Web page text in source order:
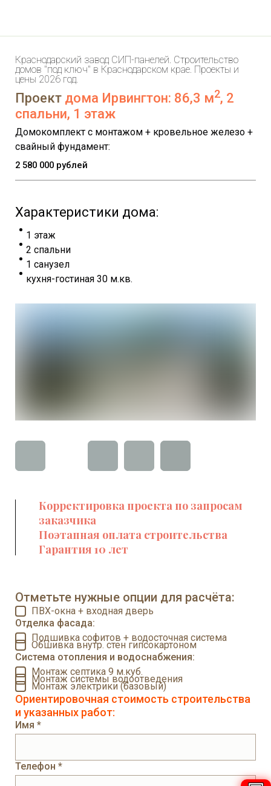
Краснодарский завод СИП-панелей. Строительство
домов "под ключ" в Краснодарском крае. Проекты и
цены 2026 год.
Проект дома Ирвингтон: 86,3 м2, 2
спальни, 1 этаж
Домокомплект с монтажом + кровельное железо +
свайный фундамент:
2 580 000 рублей
Характеристики дома:
1 этаж
2 спальни
1 санузел
кухня-гостиная 30 м.кв.
Корректировка проекта по запросам
заказчика
Поэтапная оплата строительства
Гарантия 10 лет
Отметьте нужные опции для расчёта:
ПВХ-окна + входная дверь
Отделка фасада:
Подшивка софитов + водосточная система
Обшивка внутр. стен гипсокартоном
Система отопления и водоснабжения:
Монтаж септика 9 м.куб.
Монтаж системы водоотведения
Монтаж электрики (базовый)
Ориентировочная стоимость строительства
и указанных работ:
Имя *
Телефон *